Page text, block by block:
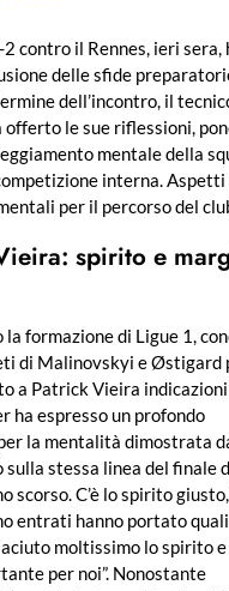
contro il Rennes, ieri sera,
delle sfide
dell’incontro, il
le sue riflessioni,
mentale della
interna. Aspetti
per il percorso del
spirito e
formazione di Ligue 1,
di Malinovskyi e Østigard
a Patrick Vieira indicazioni
ha espresso un profondo
la mentalità dimostrata
sulla stessa linea del finale
scorso. C’è lo spirito
entrati hanno portato
moltissimo lo spirito
per noi”. Nonostante